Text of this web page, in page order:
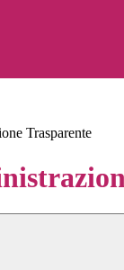
Trasparente